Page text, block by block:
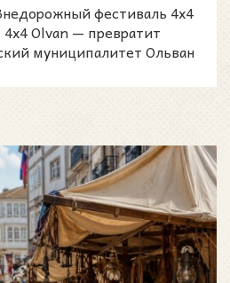
фестиваль 4x4
Olvan — превратит
муниципалитет Ольван